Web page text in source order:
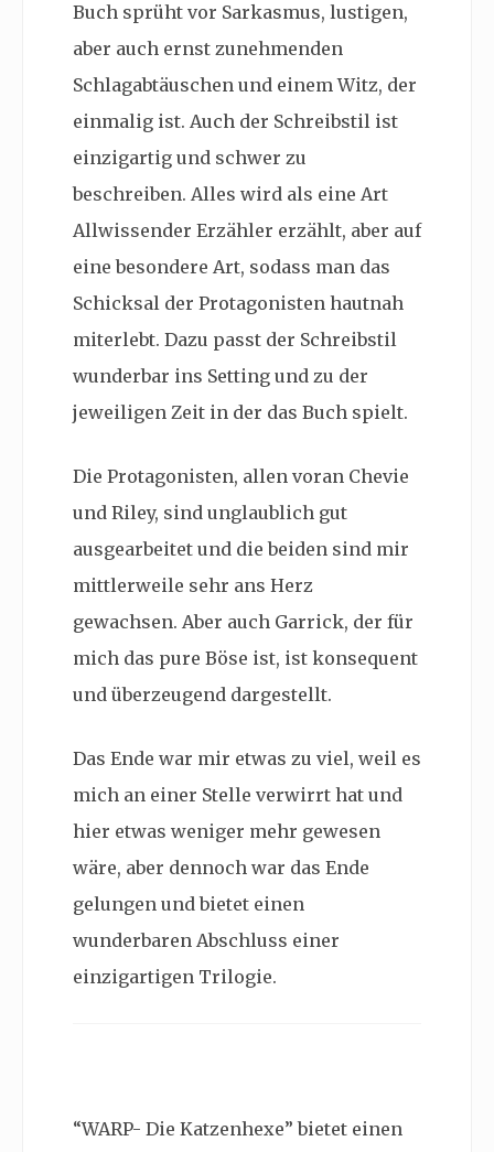
Buch sprüht vor Sarkasmus, lustigen,
aber auch ernst zunehmenden
Schlagabtäuschen und einem Witz, der
einmalig ist. Auch der Schreibstil ist
einzigartig und schwer zu
beschreiben. Alles wird als eine Art
Allwissender Erzähler erzählt, aber auf
eine besondere Art, sodass man das
Schicksal der Protagonisten hautnah
miterlebt. Dazu passt der Schreibstil
wunderbar ins Setting und zu der
jeweiligen Zeit in der das Buch spielt.
Die Protagonisten, allen voran Chevie
und Riley, sind unglaublich gut
ausgearbeitet und die beiden sind mir
mittlerweile sehr ans Herz
gewachsen. Aber auch Garrick, der für
mich das pure Böse ist, ist konsequent
und überzeugend dargestellt.
Das Ende war mir etwas zu viel, weil es
mich an einer Stelle verwirrt hat und
hier etwas weniger mehr gewesen
wäre, aber dennoch war das Ende
gelungen und bietet einen
wunderbaren Abschluss einer
einzigartigen Trilogie.
“WARP- Die Katzenhexe” bietet einen